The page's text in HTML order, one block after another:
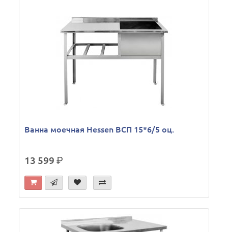
Ванна моечная Hessen ВСП 15*6/5 оц.
13 599р.